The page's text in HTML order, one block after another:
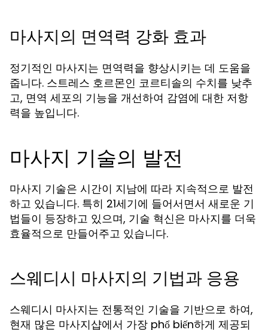
마사지의 면역력 강화 효과
정기적인 마사지는 면역력을 향상시키는 데 도움을
줍니다. 스트레스 호르몬인 코르티솔의 수치를 낮추
고, 면역 세포의 기능을 개선하여 감염에 대한 저항
력을 높입니다.
마사지 기술의 발전
마사지 기술은 시간이 지남에 따라 지속적으로 발전
하고 있습니다. 특히 21세기에 들어서면서 새로운 기
법들이 등장하고 있으며, 기술 혁신은 마사지를 더욱
효율적으로 만들어주고 있습니다.
스웨디시 마사지의 기법과 응용
스웨디시 마사지는 전통적인 기술을 기반으로 하여,
현재 많은 마사지샵에서 가장 phổ biến하게 제공되